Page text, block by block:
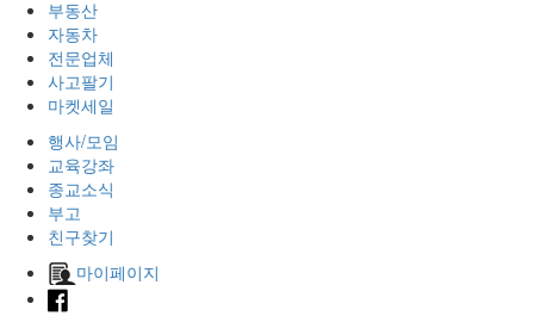
부동산
자동차
전문업체
사고팔기
마켓세일
행사/모임
교육강좌
종교소식
부고
친구찾기
마이페이지